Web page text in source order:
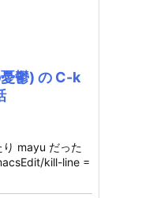
鬱) の C-k
mayu だった
kill-line =